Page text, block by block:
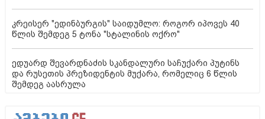
კრეისერ "ედინბურგის" საიდუმლო: როგორ იპოვეს 40
წლის შემდეგ 5 ტონა "სტალინის ოქრო"
ედუარდ შევარდნაძის სკანდალური საჩუქარი პუტინს
და რუსეთის პრეზიდენტის მუქარა, რომელიც 6 წლის
შემდეგ აასრულა